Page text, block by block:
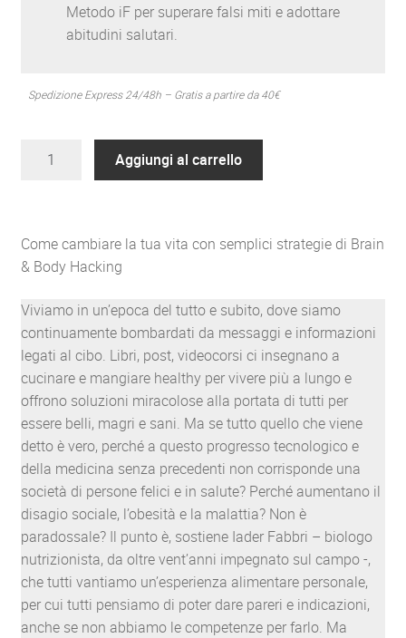
Metodo iF per superare falsi miti e adottare
abitudini salutari.
Spedizione Express 24/48h – Gratis a partire da 40€
Libro:
salute
quantità
Aggiungi al carrello
Come cambiare la tua vita con semplici strategie di Brain
& Body Hacking
Viviamo in un’epoca del tutto e subito, dove siamo
continuamente bombardati da messaggi e informazioni
legati al cibo. Libri, post, videocorsi ci insegnano a
cucinare e mangiare healthy per vivere più a lungo e
offrono soluzioni miracolose alla portata di tutti per
essere belli, magri e sani. Ma se tutto quello che viene
detto è vero, perché a questo progresso tecnologico e
della medicina senza precedenti non corrisponde una
società di persone felici e in salute? Perché aumentano il
disagio sociale, l’obesità e la malattia? Non è
paradossale? Il punto è, sostiene Iader Fabbri – biologo
nutrizionista, da oltre vent’anni impegnato sul campo -,
che tutti vantiamo un’esperienza alimentare personale,
per cui tutti pensiamo di poter dare pareri e indicazioni,
anche se non abbiamo le competenze per farlo. Ma